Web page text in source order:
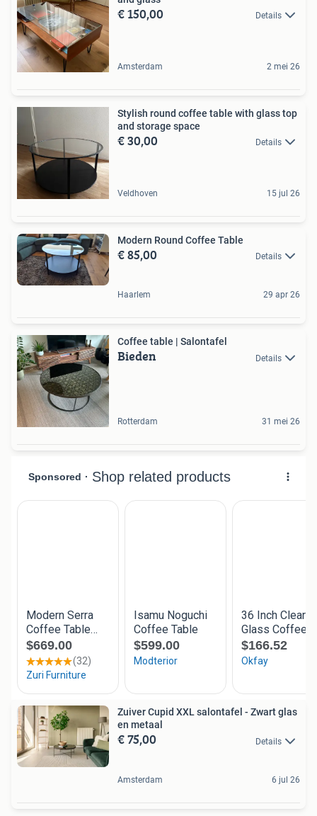
€ 150,00 Details
Amsterdam 2 mei 26
Stylish round coffee table with glass top
and storage space
€ 30,00 Details
Veldhoven 15 jul 26
Modern Round Coffee Table
€ 85,00 Details
Haarlem 29 apr 26
Coffee table | Salontafel
Bieden Details
Rotterdam 31 mei 26
Zuiver Cupid XXL salontafel - Zwart glas
en metaal
€ 75,00 Details
Amsterdam 6 jul 26